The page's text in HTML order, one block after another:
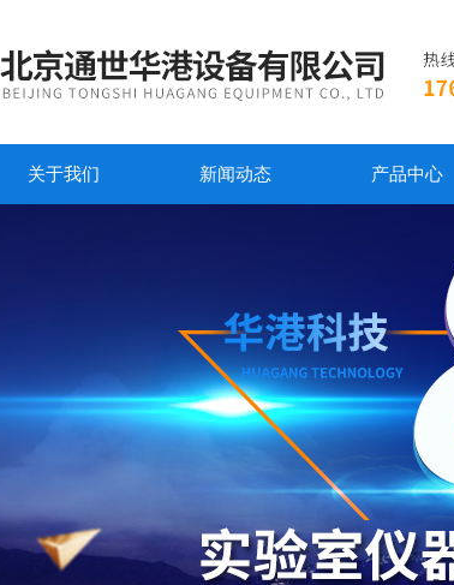
关于我们 新闻动态 产品中心